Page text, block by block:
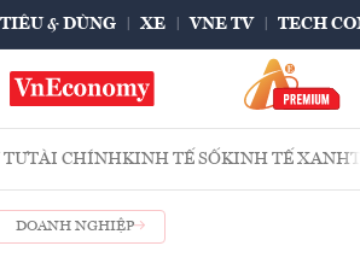
TIÊU & DÙNG XE VNE TV TECH
TƯTÀI CHÍNHKINH TẾ SỐKINH TẾ XANH
DOANH NGHIỆP